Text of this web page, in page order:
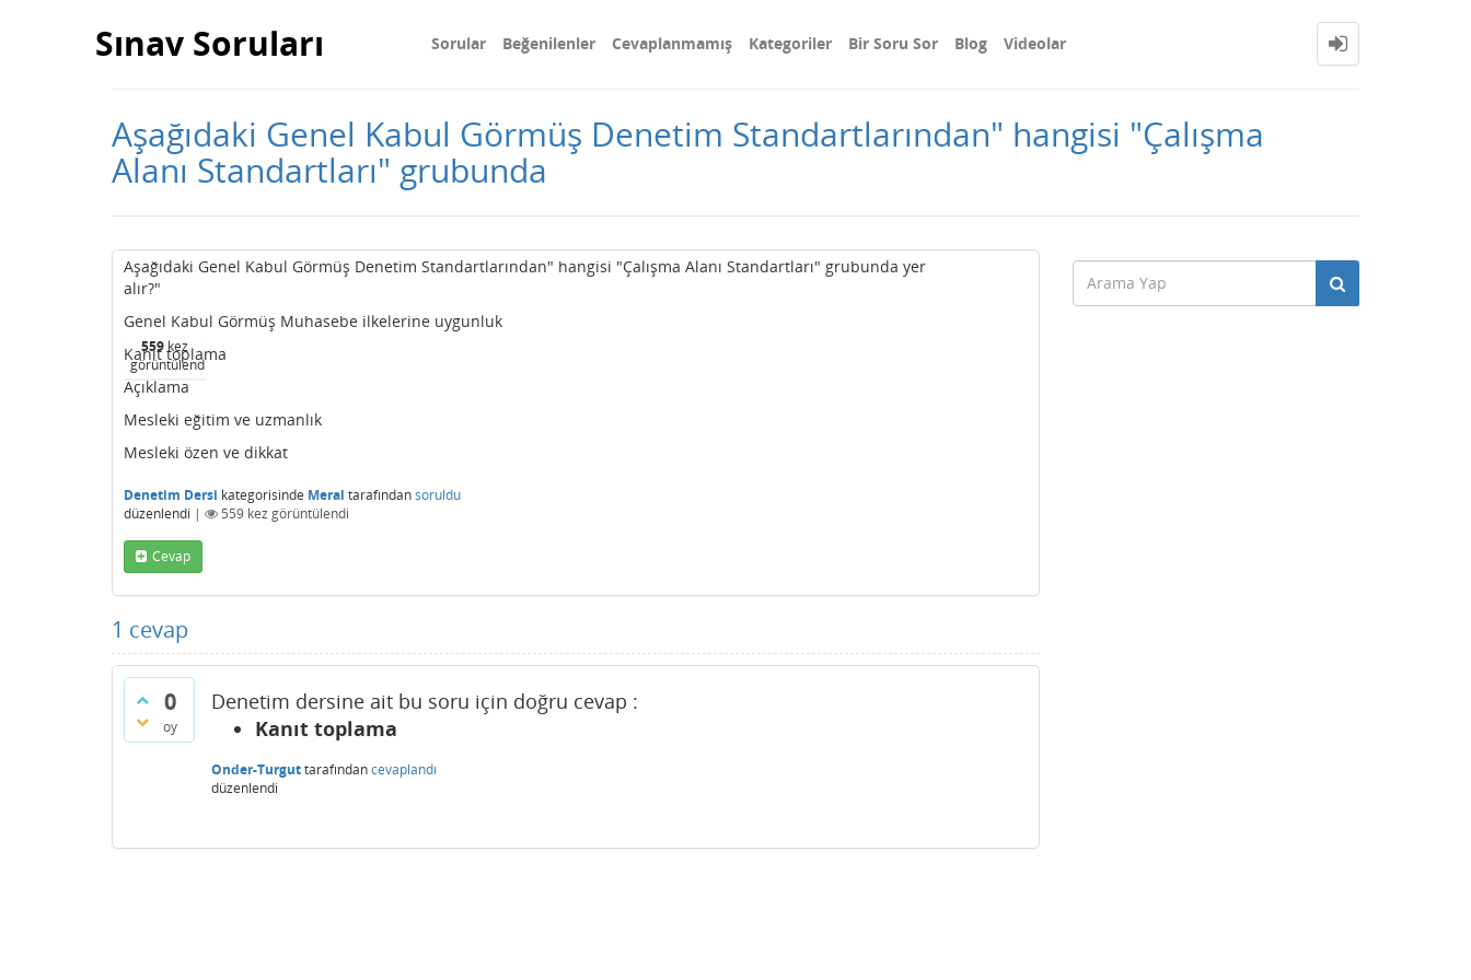
Sınav Soruları Sorular Beğenilenler Cevaplanmamış Kategoriler Bir Soru Sor Blog Videolar
Aşağıdaki Genel Kabul Görmüş Denetim Standartlarından" hangisi "Çalışma
Alanı Standartları" grubunda
559kez
görüntülendi
Aşağıdaki Genel Kabul Görmüş Denetim Standartlarından" hangisi "Çalışma Alanı Standartları" grubunda yer
alır?"
Genel Kabul Görmüş Muhasebe ilkelerine uygunluk
Kanıt toplama
Açıklama
Mesleki eğitim ve uzmanlık
Mesleki özen ve dikkat
Denetim Dersi kategorisinde Meral tarafındansoruldu
düzenlendi | 559 kez görüntülendi
Cevap
1 cevap
0
oy
Denetim dersine ait bu soru için doğru cevap :
Kanıt toplama
Onder-Turguttarafındancevaplandı
düzenlendi